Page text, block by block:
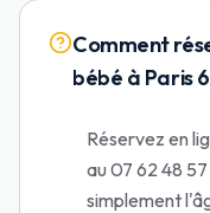
Comment
bébé à Paris
Réservez en
au 07 62 48
simplement